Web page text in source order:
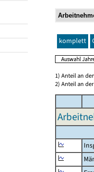
komplett
1) Anteil an
2) Anteil an